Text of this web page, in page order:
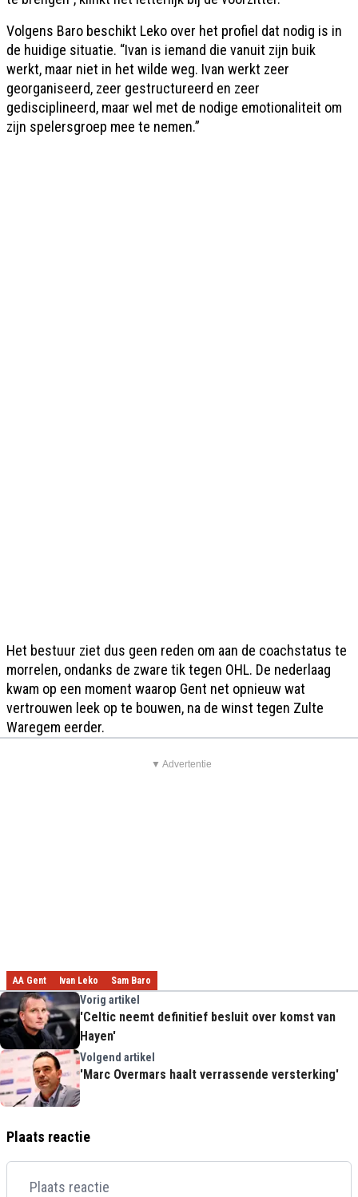
Volgens Baro beschikt Leko over het profiel dat nodig is in
de huidige situatie. “Ivan is iemand die vanuit zijn buik
werkt, maar niet in het wilde weg. Ivan werkt zeer
georganiseerd, zeer gestructureerd en zeer
gedisciplineerd, maar wel met de nodige emotionaliteit om
zijn spelersgroep mee te nemen.”
Het bestuur ziet dus geen reden om aan de coachstatus te
morrelen, ondanks de zware tik tegen OHL. De nederlaag
kwam op een moment waarop Gent net opnieuw wat
vertrouwen leek op te bouwen, na de winst tegen Zulte
Waregem eerder.
▼ Advertentie
AA Gent Ivan Leko Sam Baro
Vorig artikel
'Celtic neemt definitief besluit over komst van
Hayen'
Volgend artikel
'Marc Overmars haalt verrassende versterking'
Plaats reactie